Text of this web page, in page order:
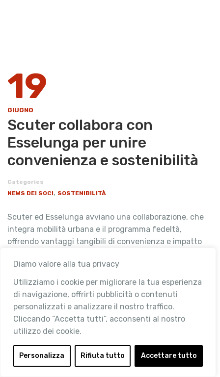
Diamo valore alla tua privacy
Utilizziamo i cookie per migliorare la tua esperienza
di navigazione, offrirti pubblicità o contenuti
personalizzati e analizzare il nostro traffico.
Cliccando “Accetta tutti”, acconsenti al nostro
utilizzo dei cookie.
Personalizza Rifiuta tutto Accettare tutto
19
GIUGNO
Scuter collabora con
Esselunga per unire
convenienza e sostenibilità
Categories
NEWS DEI SOCI, SOSTENIBILITÀ
Scuter ed Esselunga avviano una collaborazione, che
integra mobilità urbana e il programma fedeltà,
offrendo vantaggi tangibili di convenienza e impatto
READ MORE